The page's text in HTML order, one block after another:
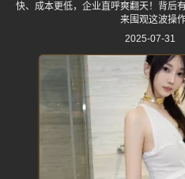
快、成本更低，企业直呼爽翻天！背后
来围观这波操
2025-07-31